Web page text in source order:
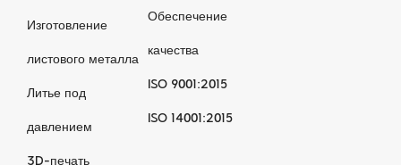
Изготовление
листового металла
Литье под
давлением
3D-печать
Обеспечение
качества
ISO 9001:2015
ISO 14001:2015